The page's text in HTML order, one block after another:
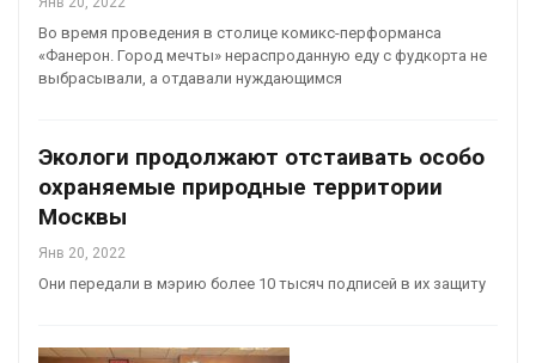
Во время проведения в столице комикс-перформанса
«Фанерон. Город мечты» нераспроданную еду с фудкорта не
выбрасывали, а отдавали нуждающимся
Экологи продолжают отстаивать особо
охраняемые природные территории
Москвы
Янв 20, 2022
Они передали в мэрию более 10 тысяч подписей в их защиту